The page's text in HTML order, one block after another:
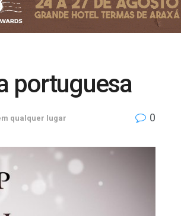
portuguesa
qualquer lugar 0